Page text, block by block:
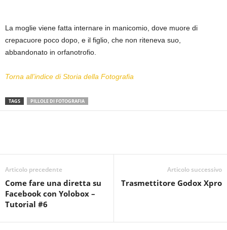
La moglie viene fatta internare in manicomio, dove muore di
crepacuore poco dopo, e il figlio, che non riteneva suo,
abbandonato in orfanotrofio.
Torna all’indice di Storia della Fotografia
TAGS PILLOLE DI FOTOGRAFIA
Articolo precedente
Come fare una diretta su
Facebook con Yolobox –
Tutorial #6
Articolo successivo
Trasmettitore Godox Xpro